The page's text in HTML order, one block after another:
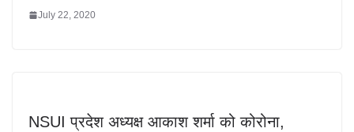
July 22, 2020
NSUI प्रदेश अध्यक्ष आकाश शर्मा को कोरोना,